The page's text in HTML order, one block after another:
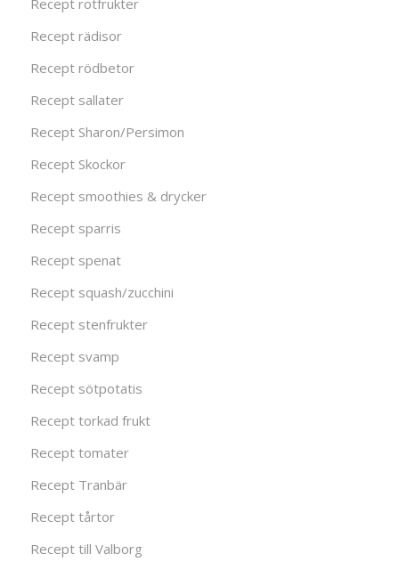
Recept rädisor
Recept rödbetor
Recept sallater
Recept Sharon/Persimon
Recept Skockor
Recept smoothies & drycker
Recept sparris
Recept spenat
Recept squash/zucchini
Recept stenfrukter
Recept svamp
Recept sötpotatis
Recept torkad frukt
Recept tomater
Recept Tranbär
Recept tårtor
Recept till Valborg